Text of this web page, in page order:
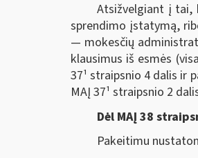
Atsižvelgiant į tai,
sprendimo įstatymą,
— mokesčių
klausimus iš esmės
37¹ straipsnio 4 dalis ir
MAĮ 37¹ straipsnio 2
Dėl MAĮ 38
Pakeitimu